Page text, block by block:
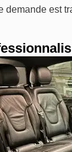
demande est